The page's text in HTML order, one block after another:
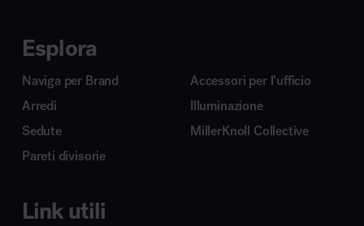
Esplora
Naviga per Brand
Arredi
Sedute
Pareti divisorie
Accessori per l’ufficio
Illuminazione
MillerKnoll Collective
Link utili